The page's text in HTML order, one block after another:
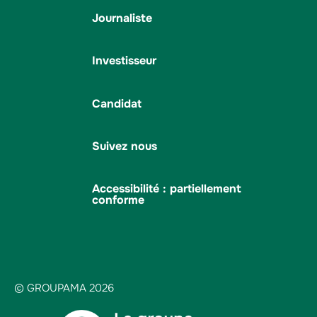
Journaliste
Investisseur
Candidat
Suivez nous
Accessibilité : partiellement
conforme
© GROUPAMA 2026